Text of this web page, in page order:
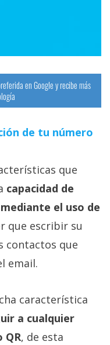
en Google y recibe más
de tu número
que
capacidad de
el uso de
que escribir su
contactos que
email.
característica
a cualquier
QR, de esta